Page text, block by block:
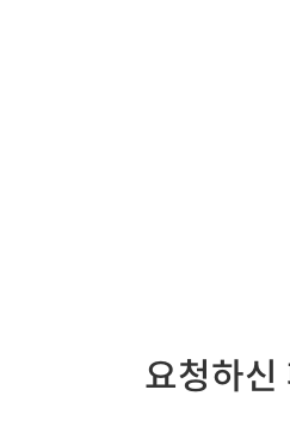
요청하신